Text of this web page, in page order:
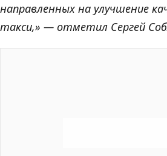
направленных на улучшение
такси,» — отметил Сергей